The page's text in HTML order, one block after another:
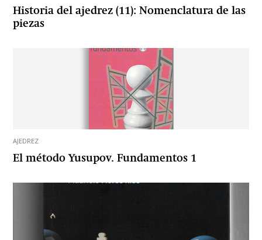
Historia del ajedrez (11): Nomenclatura de las
piezas
AJEDREZ
El método Yusupov. Fundamentos 1